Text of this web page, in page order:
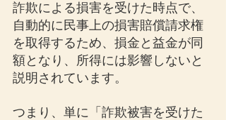
詐欺による損害を受けた時点で、
自動的に民事上の損害賠償請求権
を取得するため、損金と益金が同
額となり、所得には影響しないと
説明されています。
つまり、単に「詐欺被害を受けた